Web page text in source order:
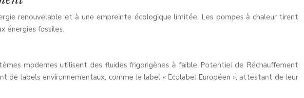
renouvelable et à une empreinte écologique limitée. Les pompes à chaleur tirent
énergies fossiles.
modernes utilisent des fluides frigorigènes à faible Potentiel de Réchauffement
de labels environnementaux, comme le label « Ecolabel Européen », attestant de leur